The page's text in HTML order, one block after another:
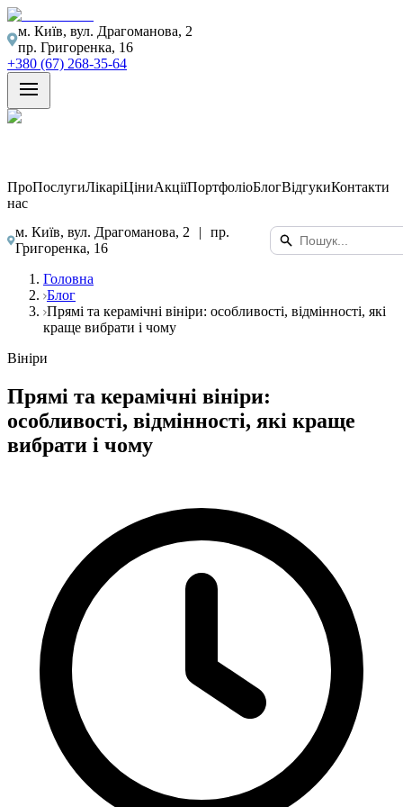
м. Київ, вул. Драгоманова, 2
пр. Григоренка, 16
+380 (67) 268-35-64
Про
нас
ПослугиЛікаріЦіниАкціїПортфоліоБлогВідгукиКонтакти
м. Київ, вул. Драгоманова, 2 |
пр.
Григоренка, 16
Головна
Блог
Прямі та керамічні вініри: особливості, відмінності, які
краще вибрати і чому
Вініри
Прямі та керамічні вініри:
особливості, відмінності, які краще
вибрати і чому